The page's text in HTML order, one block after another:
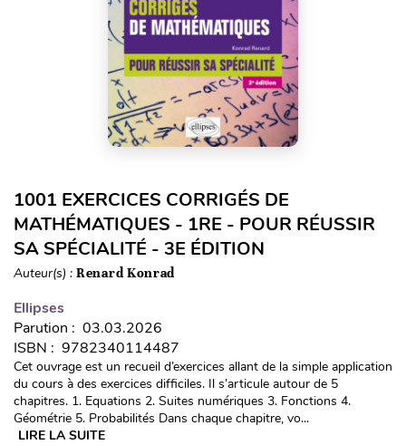
1001 EXERCICES CORRIGÉS DE
MATHÉMATIQUES - 1RE - POUR RÉUSSIR
SA SPÉCIALITÉ - 3E ÉDITION
Auteur(s) : Renard Konrad
Ellipses
Parution : 03.03.2026
ISBN : 9782340114487
Cet ouvrage est un recueil d’exercices allant de la simple application
du cours à des exercices difficiles. Il s’articule autour de 5
chapitres. 1. Equations 2. Suites numériques 3. Fonctions 4.
Géométrie 5. Probabilités Dans chaque chapitre, vo...
LIRE LA SUITE